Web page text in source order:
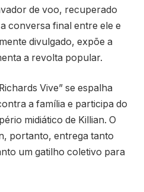
de voo, recuperado
conversa final entre ele e
divulgado, expõe a
a revolta popular.
Vive” se espalha
a família e participa do
midiático de Killian. O
portanto, entrega tanto
um gatilho coletivo para